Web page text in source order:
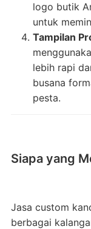
logo butik
untuk
Tampilan
lebih rapi
busana
pesta.
Siapa yang
Jasa custom
berbagai